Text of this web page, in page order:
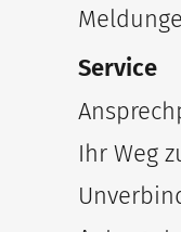
Service
Ihr Weg